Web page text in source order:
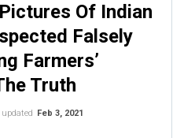
Of Indian
Falsely
Farmers’
Truth
updated Feb 3, 2021